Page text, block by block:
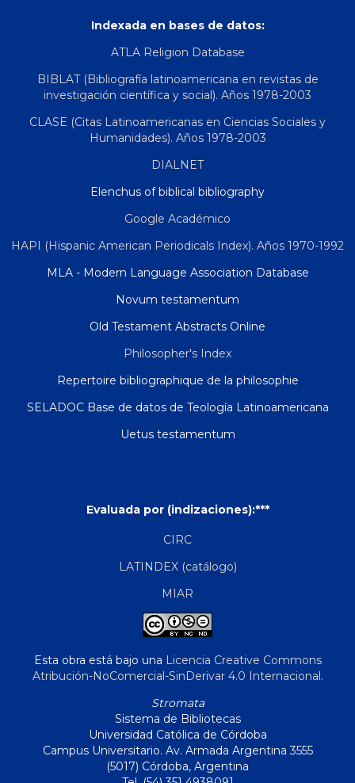
Indexada en bases de datos:
ATLA Religion Database
BIBLAT (Bibliografía latinoamericana en revistas de
investigación científica y social). Años 1978-2003
CLASE (Citas Latinoamericanas en Ciencias Sociales y
Humanidades). Años 1978-2003
DIALNET
Elenchus of biblical bibliography
Google Académico
HAPI (Hispanic American Periodicals Index). Años 1970-1992
MLA - Modern Language Association Database
Novum testamentum
Old Testament Abstracts Online
Philosopher's Index
Repertoire bibliographique de la philosophie
SELADOC Base de datos de Teología Latinoamericana
Uetus testamentum
Evaluada por (indizaciones):***
CIRC
LATINDEX (catálogo)
MIAR
Esta obra está bajo una Licencia Creative Commons
Atribución-NoComercial-SinDerivar 4.0 Internacional.
Stromata
Sistema de Bibliotecas
Universidad Católica de Córdoba
Campus Universitario. Av. Armada Argentina 3555
(5017) Córdoba, Argentina